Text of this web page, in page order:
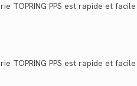
TOPRING PPS est rapide et
TOPRING PPS est rapide et